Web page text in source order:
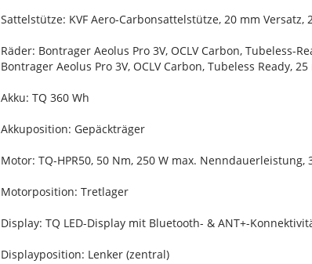
Sattelstütze: KVF Aero-Carbonsattelstütze, 20 mm Versatz,
Räder: Bontrager Aeolus Pro 3V, OCLV Carbon, Tubeless-
Bontrager Aeolus Pro 3V, OCLV Carbon, Tubeless Ready,
Akku: TQ 360 Wh
Akkuposition: Gepäckträger
Motor: TQ-HPR50, 50 Nm, 250 W max.
Motorposition: Tretlager
Display: TQ LED-Display mit Bluetooth- & ANT+-
Displayposition: Lenker (zentral)